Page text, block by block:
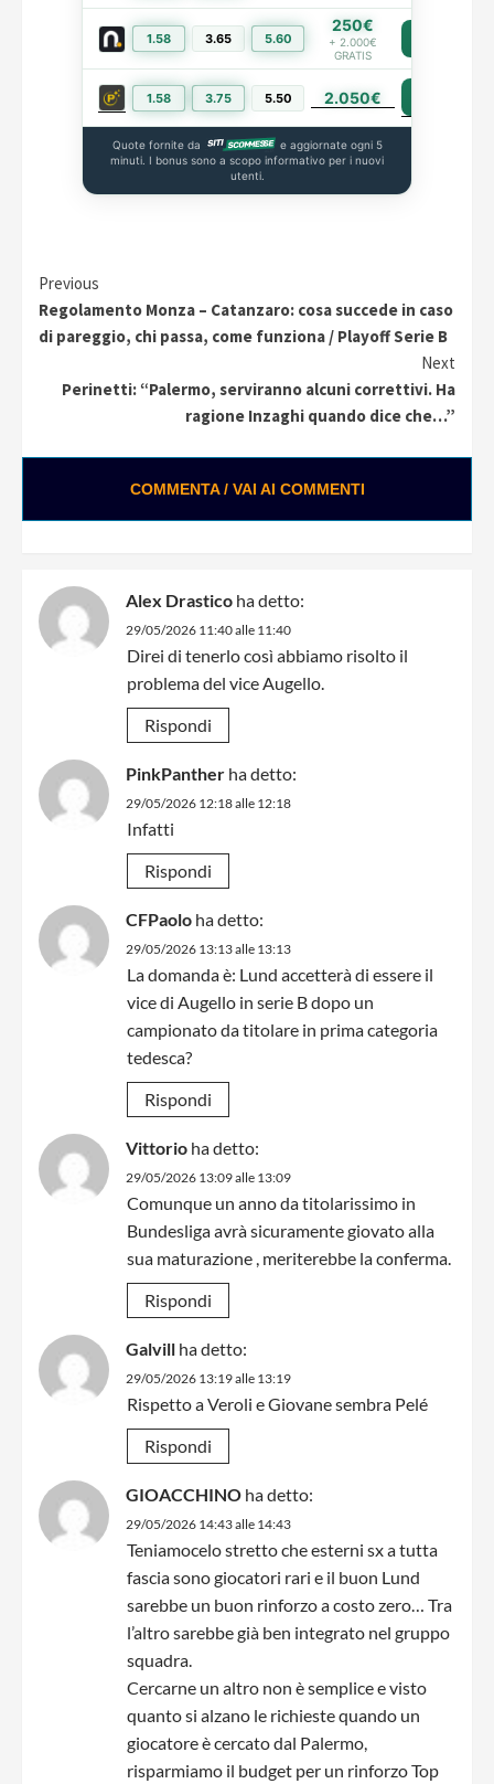
1.58 3.65 5.60
250€
+ 2.000€
GRATIS
1.58 3.75 5.50 2.050€
Quote fornite da
e aggiornate ogni 5
minuti. I bonus sono a scopo informativo per i nuovi
utenti.
Continue
Reading
Previous
Regolamento Monza – Catanzaro: cosa succede in caso
di pareggio, chi passa, come funziona / Playoff Serie B
Next
Perinetti: “Palermo, serviranno alcuni correttivi. Ha
ragione Inzaghi quando dice che…”
COMMENTA / VAI AI COMMENTI
Alex Drastico ha detto:
29/05/2026 11:40 alle 11:40
Direi di tenerlo così abbiamo risolto il
problema del vice Augello.
Rispondi
PinkPanther ha detto:
29/05/2026 12:18 alle 12:18
Infatti
Rispondi
CFPaolo ha detto:
29/05/2026 13:13 alle 13:13
La domanda è: Lund accetterà di essere il
vice di Augello in serie B dopo un
campionato da titolare in prima categoria
tedesca?
Rispondi
Vittorio ha detto:
29/05/2026 13:09 alle 13:09
Comunque un anno da titolarissimo in
Bundesliga avrà sicuramente giovato alla
sua maturazione , meriterebbe la conferma.
Rispondi
Galvill ha detto:
29/05/2026 13:19 alle 13:19
Rispetto a Veroli e Giovane sembra Pelé
Rispondi
GIOACCHINO ha detto:
29/05/2026 14:43 alle 14:43
Teniamocelo stretto che esterni sx a tutta
fascia sono giocatori rari e il buon Lund
sarebbe un buon rinforzo a costo zero… Tra
l’altro sarebbe già ben integrato nel gruppo
squadra.
Cercarne un altro non è semplice e visto
quanto si alzano le richieste quando un
giocatore è cercato dal Palermo,
risparmiamo il budget per un rinforzo Top